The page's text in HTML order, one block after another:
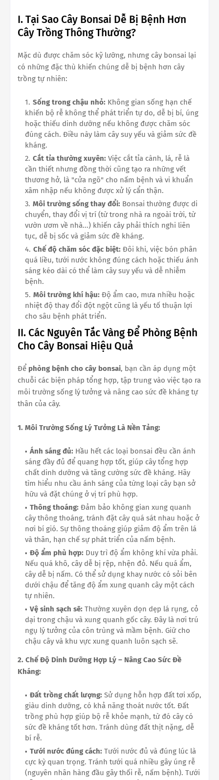
I. Tại Sao Cây Bonsai Dễ Bị Bệnh Hơn
Cây Trồng Thông Thường?
Mặc dù được chăm sóc kỹ lưỡng, nhưng cây bonsai lại
có những đặc thù khiến chúng dễ bị bệnh hơn cây
trồng tự nhiên:
Sống trong chậu nhỏ: Không gian sống hạn chế
khiến bộ rễ không thể phát triển tự do, dễ bị bí, úng
hoặc thiếu dinh dưỡng nếu không được chăm sóc
đúng cách. Điều này làm cây suy yếu và giảm sức đề
kháng.
Cắt tỉa thường xuyên: Việc cắt tỉa cành, lá, rễ là
cần thiết nhưng đồng thời cũng tạo ra những vết
thương hở, là "cửa ngõ" cho nấm bệnh và vi khuẩn
xâm nhập nếu không được xử lý cẩn thận.
Môi trường sống thay đổi: Bonsai thường được di
chuyển, thay đổi vị trí (từ trong nhà ra ngoài trời, từ
vườn ươm về nhà...) khiến cây phải thích nghi liên
tục, dễ bị sốc và giảm sức đề kháng.
Chế độ chăm sóc đặc biệt: Đôi khi, việc bón phân
quá liều, tưới nước không đúng cách hoặc thiếu ánh
sáng kéo dài có thể làm cây suy yếu và dễ nhiễm
bệnh.
Môi trường khí hậu: Độ ẩm cao, mưa nhiều hoặc
nhiệt độ thay đổi đột ngột cũng là yếu tố thuận lợi
cho sâu bệnh phát triển.
II. Các Nguyên Tắc Vàng Để Phòng Bệnh
Cho Cây Bonsai Hiệu Quả
Để phòng bệnh cho cây bonsai, bạn cần áp dụng một
chuỗi các biện pháp tổng hợp, tập trung vào việc tạo ra
môi trường sống lý tưởng và nâng cao sức đề kháng tự
thân của cây.
1. Môi Trường Sống Lý Tưởng Là Nền Tảng:
Ánh sáng đủ: Hầu hết các loại bonsai đều cần ánh
sáng đầy đủ để quang hợp tốt, giúp cây tổng hợp
chất dinh dưỡng và tăng cường sức đề kháng. Hãy
tìm hiểu nhu cầu ánh sáng của từng loại cây bạn sở
hữu và đặt chúng ở vị trí phù hợp.
Thông thoáng: Đảm bảo không gian xung quanh
cây thông thoáng, tránh đặt cây quá sát nhau hoặc ở
nơi bí gió. Sự thông thoáng giúp giảm độ ẩm trên lá
và thân, hạn chế sự phát triển của nấm bệnh.
Độ ẩm phù hợp: Duy trì độ ẩm không khí vừa phải.
Nếu quá khô, cây dễ bị rệp, nhện đỏ. Nếu quá ẩm,
cây dễ bị nấm. Có thể sử dụng khay nước có sỏi bên
dưới chậu để tăng độ ẩm xung quanh cây một cách
tự nhiên.
Vệ sinh sạch sẽ: Thường xuyên dọn dẹp lá rụng, cỏ
dại trong chậu và xung quanh gốc cây. Đây là nơi trú
ngụ lý tưởng của côn trùng và mầm bệnh. Giữ cho
chậu cây và khu vực xung quanh luôn sạch sẽ.
2. Chế Độ Dinh Dưỡng Hợp Lý – Nâng Cao Sức Đề
Kháng:
Đất trồng chất lượng: Sử dụng hỗn hợp đất tơi xốp,
giàu dinh dưỡng, có khả năng thoát nước tốt. Đất
trồng phù hợp giúp bộ rễ khỏe mạnh, từ đó cây có
sức đề kháng tốt hơn. Tránh dùng đất thịt nặng, dễ
bí rễ.
Tưới nước đúng cách: Tưới nước đủ và đúng lúc là
cực kỳ quan trọng. Tránh tưới quá nhiều gây úng rễ
(nguyên nhân hàng đầu gây thối rễ, nấm bệnh). Tưới